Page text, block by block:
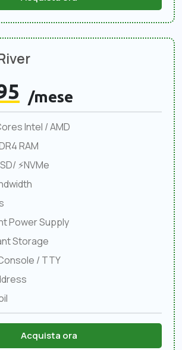
/mese
Intel / AMD
RAM
⚡NVMe
Power Supply
Storage
/ TTY
Acquista ora